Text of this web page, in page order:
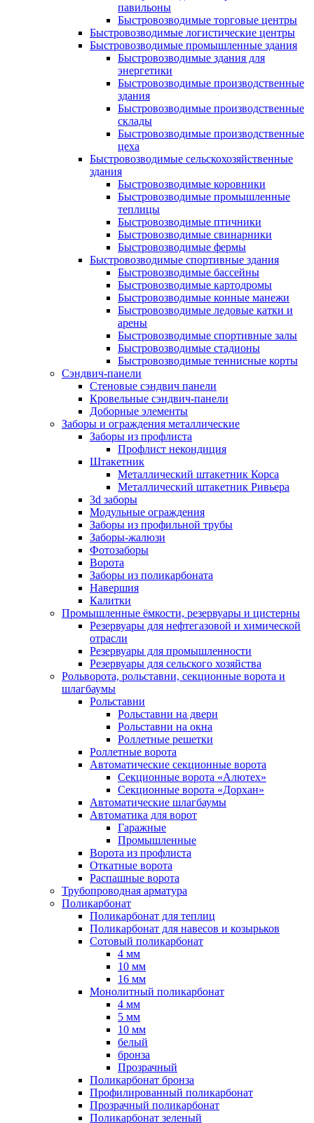
павильоны
Быстровозводимые торговые центры
Быстровозводимые логистические центры
Быстровозводимые промышленные здания
Быстровозводимые здания для
энергетики
Быстровозводимые производственные
здания
Быстровозводимые производственные
склады
Быстровозводимые производственные
цеха
Быстровозводимые сельскохозяйственные
здания
Быстровозводимые коровники
Быстровозводимые промышленные
теплицы
Быстровозводимые птичники
Быстровозводимые свинарники
Быстровозводимые фермы
Быстровозводимые спортивные здания
Быстровозводимые бассейны
Быстровозводимые картодромы
Быстровозводимые конные манежи
Быстровозводимые ледовые катки и
арены
Быстровозводимые спортивные залы
Быстровозводимые стадионы
Быстровозводимые теннисные корты
Сэндвич-панели
Стеновые сэндвич панели
Кровельные сэндвич-панели
Доборные элементы
Заборы и ограждения металлические
Заборы из профлиста
Профлист некондиция
Штакетник
Металлический штакетник Корса
Металлический штакетник Ривьера
3d заборы
Модульные ограждения
Заборы из профильной трубы
Заборы-жалюзи
Фотозаборы
Ворота
Заборы из поликарбоната
Навершия
Калитки
Промышленные ёмкости, резервуары и цистерны
Резервуары для нефтегазовой и химической
отрасли
Резервуары для промышленности
Резервуары для сельского хозяйства
Рольворота, рольставни, секционные ворота и
шлагбаумы
Рольставни
Рольставни на двери
Рольставни на окна
Роллетные решетки
Роллетные ворота
Автоматические секционные ворота
Секционные ворота «Алютех»
Секционные ворота «Дорхан»
Автоматические шлагбаумы
Автоматика для ворот
Гаражные
Промышленные
Ворота из профлиста
Откатные ворота
Распашные ворота
Трубопроводная арматура
Поликарбонат
Поликарбонат для теплиц
Поликарбонат для навесов и козырьков
Сотовый поликарбонат
4 мм
10 мм
16 мм
Монолитный поликарбонат
4 мм
5 мм
10 мм
белый
бронза
Прозрачный
Поликарбонат бронза
Профилированный поликарбонат
Прозрачный поликарбонат
Поликарбонат зеленый